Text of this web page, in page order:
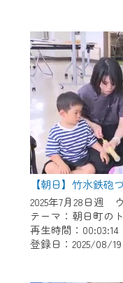
【朝日】竹水鉄砲
2025年7月28日週
テーマ：朝日町の
再生時間：00:03:14
登録日：2025/08/19